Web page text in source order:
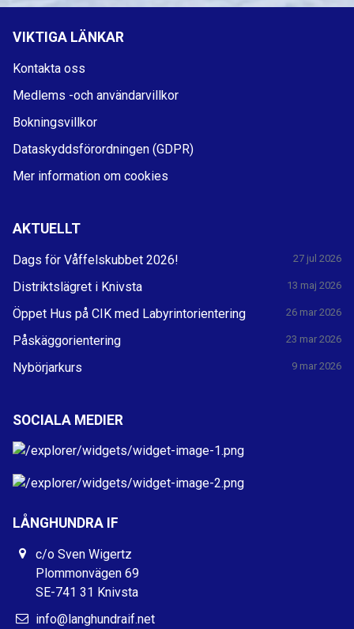
VIKTIGA LÄNKAR
Kontakta oss
Medlems -och användarvillkor
Bokningsvillkor
Dataskyddsförordningen (GDPR)
Mer information om cookies
AKTUELLT
Dags för Våffelskubbet 2026! 27 jul 2026
Distriktslägret i Knivsta 13 maj 2026
Öppet Hus på CIK med Labyrintorientering 26 mar 2026
Påskäggorientering 23 mar 2026
Nybörjarkurs 9 mar 2026
SOCIALA MEDIER
LÅNGHUNDRA IF
c/o Sven Wigertz
Plommonvägen 69
SE-741 31 Knivsta
info@langhundraif.net